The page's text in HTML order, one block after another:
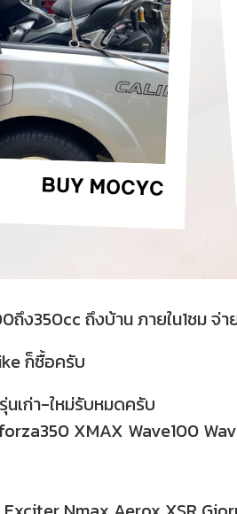
ถึง350cc ถึงบ้าน ภายใน1ชม จ่
ก็ซื้อครับ
เก่า-ใหม่รับหมดครับ
XMAX Wave100